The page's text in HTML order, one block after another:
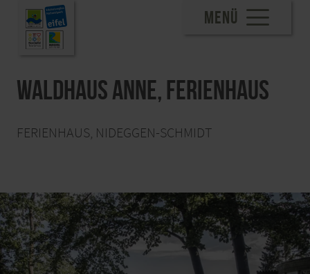
MENÜ
Waldhaus Anne, Ferienhaus
FERIENHAUS, NIDEGGEN-SCHMIDT